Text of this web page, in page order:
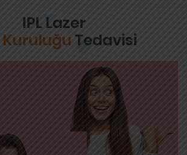
IPL Lazer
Kuruluğu Tedavisi